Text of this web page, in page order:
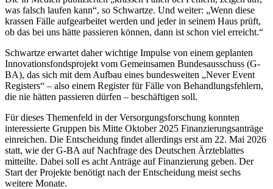
was falsch laufen kann“, so Schwartze. Und weiter: „Wenn diese
krassen Fälle aufgearbeitet werden und jeder in seinem Haus prüft,
ob das bei uns hätte passieren können, dann ist schon viel erreicht.“
Schwartze erwartet daher wichtige Impulse von einem geplanten
Innovationsfondsprojekt vom Gemeinsamen Bundesausschuss (G-
BA), das sich mit dem Aufbau eines bundesweiten „Never Event
Registers“ – also einem Register für Fälle von Behandlungsfehlern,
die nie hätten passieren dürfen – beschäftigen soll.
Für dieses Themenfeld in der Versorgungsforschung konnten
interessierte Gruppen bis Mitte Oktober 2025 Finanzierungsanträge
einreichen. Die Entscheidung findet allerdings erst am 22. Mai 2026
statt, wie der G-BA auf Nachfrage des Deutschen Ärzteblattes
mitteilte. Dabei soll es acht Anträge auf Finanzierung geben. Der
Start der Projekte benötigt nach der Entscheidung meist sechs
weitere Monate.